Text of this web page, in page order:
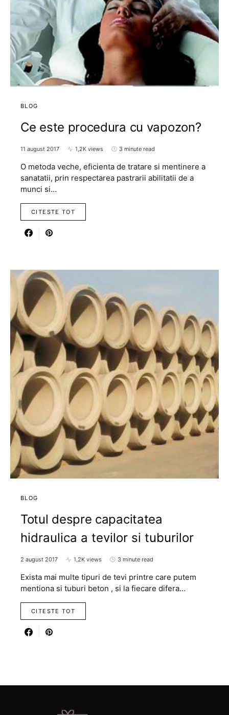
BLOG
Ce este procedura cu vapozon?
11 august 2017 1,2K views 3 minute read
O metoda veche, eficienta de tratare si mentinere a
sanatatii, prin respectarea pastrarii abilitatii de a
munci si…
CITESTE TOT
BLOG
Totul despre capacitatea
hidraulica a tevilor si tuburilor
2 august 2017 1,2K views 3 minute read
Exista mai multe tipuri de tevi printre care putem
mentiona si tuburi beton , si la fiecare difera…
CITESTE TOT